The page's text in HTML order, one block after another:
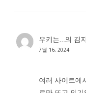
우키는…의 김
7월 16, 2024
여러 사이트에